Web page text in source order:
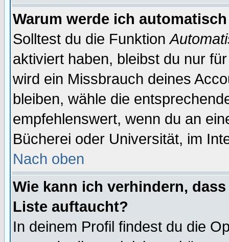
Warum werde ich
Solltest du die Funktion
aktiviert haben, bleibst du nur
wird ein Missbrauch deines
bleiben, wähle die
empfehlenswert, wenn du an
Bücherei oder Universität, im
Nach oben
Wie kann ich verhindern,
Liste auftaucht?
In deinem Profil findest du die